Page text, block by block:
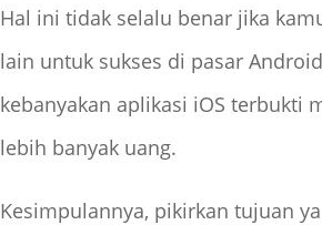
Hal ini tidak selalu benar jika
lain untuk sukses di pasar
kebanyakan aplikasi iOS terbukti
lebih banyak uang.
Kesimpulannya, pikirkan tujuan